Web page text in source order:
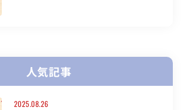
人気記事
2025.08.26